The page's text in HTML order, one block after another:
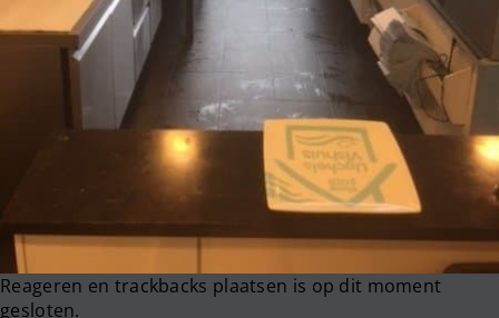
Reageren en trackbacks plaatsen is op dit moment
gesloten.